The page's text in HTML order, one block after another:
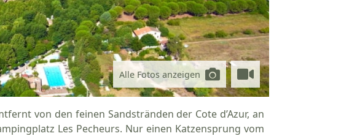
Alle Fotos anzeigen
von den feinen Sandstränden der Cote d’Azur, an
Les Pecheurs. Nur einen Katzensprung vom